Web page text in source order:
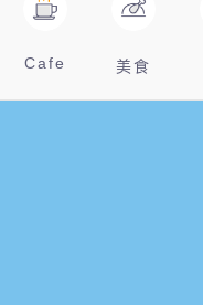
Cafe 美食